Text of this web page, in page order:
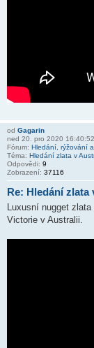
od Gagarin
ned 20. pro 2020 16:40:52
Fórum: Hledání, rýžování
Téma: Hledání zlata v
Odpovědi: 9
Zobrazení: 37116
Re: Hledání zlata
Luxusní nugget
Victorie v Australii.